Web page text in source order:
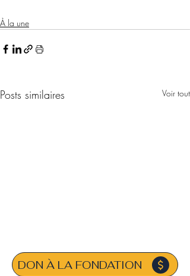
À la une
Posts similaires Voir tout
DON À LA FONDATION